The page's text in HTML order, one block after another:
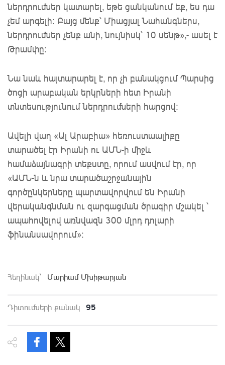
ներդրումներ կատարել, եթե ցանկանում եք, ես դա
չեմ արգելի: Բայց մենք՝ Միացյալ Նահանգներս,
ներդրումներ չենք անի, նույնիսկ՝ 10 սենթ»,- ասել է
Թրամփը։
Նա նաև հայտարարել է, որ չի բանակցում Պարսից
ծոցի արաբական երկրների հետ Իրանի
տնտեսությունում ներդրումների հարցով։
Ավելի վաղ «Ալ Արաբիա» հեռուստաալիքը
տարածել էր Իրանի ու ԱՄՆ-ի միջև
համաձայնագրի տեքստը, որում ասվում էր, որ
«ԱՄՆ-ն և նրա տարածաշրջանային
գործընկերները պարտավորվում են Իրանի
վերականգնման ու զարգացման ծրագիր մշակել ՝
ապահովելով առնվազն 300 մլրդ դոլարի
ֆինանսավորում»:
Հեղինակ` Մարիամ Մխիթարյան
Դիտումների քանակ 95